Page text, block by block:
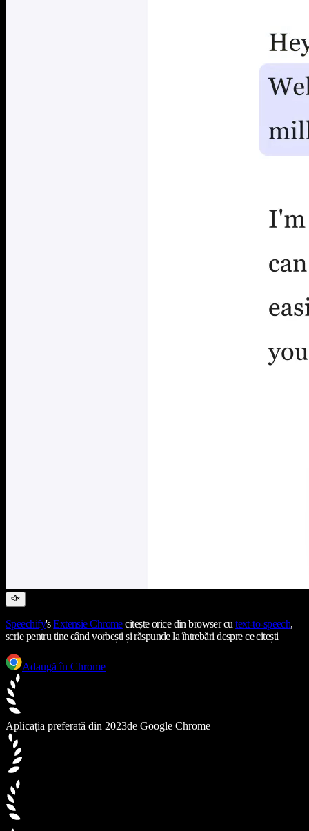
Speechify'sExtensie Chromecitește orice din browser cutext-to-speech,
scrie pentru tine când vorbești și răspunde la întrebări despre ce citești
Adaugă în Chrome
Aplicația preferată din 2023de Google Chrome